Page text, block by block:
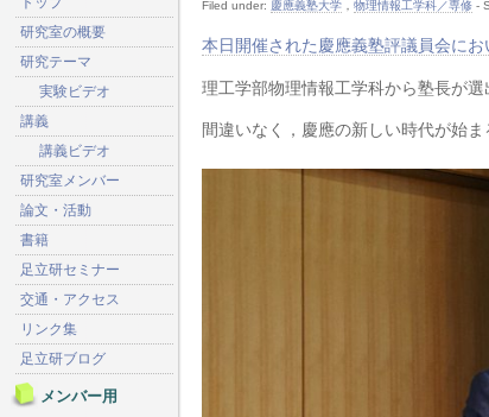
Filed under: 慶應義塾大学 物理情報工学科／専修 -
本日開催された慶應義塾評議員会に
理工学部物理情報工学科から塾長が
間違いなく，慶應の新しい時代が始ま
研究室の概要
研究テーマ
実験ビデオ
講義
講義ビデオ
研究室メンバー
論文・活動
書籍
足立研セミナー
交通・アクセス
リンク集
足立研ブログ
メンバー用